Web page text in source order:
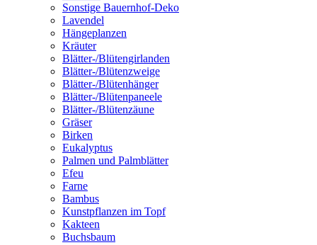
Sonstige Bauernhof-Deko
Lavendel
Hängeplanzen
Kräuter
Blätter-/Blütengirlanden
Blätter-/Blütenzweige
Blätter-/Blütenhänger
Blätter-/Blütenpaneele
Blätter-/Blütenzäune
Gräser
Birken
Eukalyptus
Palmen und Palmblätter
Efeu
Farne
Bambus
Kunstpflanzen im Topf
Kakteen
Buchsbaum